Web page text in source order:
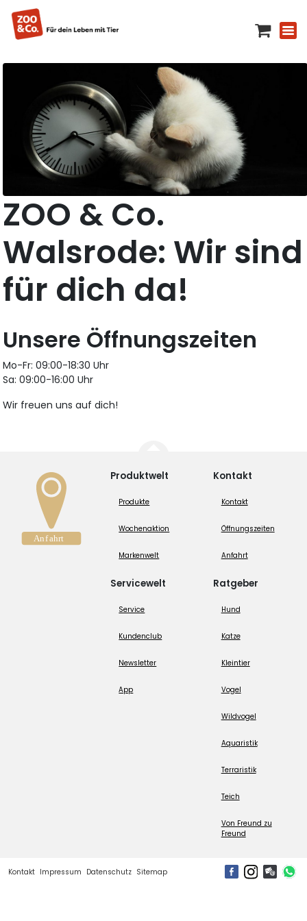
ZOO & Co.
Walsrode: Wir sind
für dich da!
Unsere Öffnungszeiten
Mo-Fr: 09:00-18:30 Uhr
Sa: 09:00-16:00 Uhr
Wir freuen uns auf dich!
Produktwelt
Produkte
Wochenaktion
Markenwelt
Servicewelt
Service
Kundenclub
Newsletter
App
Kontakt
Kontakt
Öffnungszeiten
Anfahrt
Ratgeber
Hund
Katze
Kleintier
Vogel
Wildvogel
Aquaristik
Terraristik
Teich
Von Freund zu
Freund
Kontakt Impressum Datenschutz Sitemap